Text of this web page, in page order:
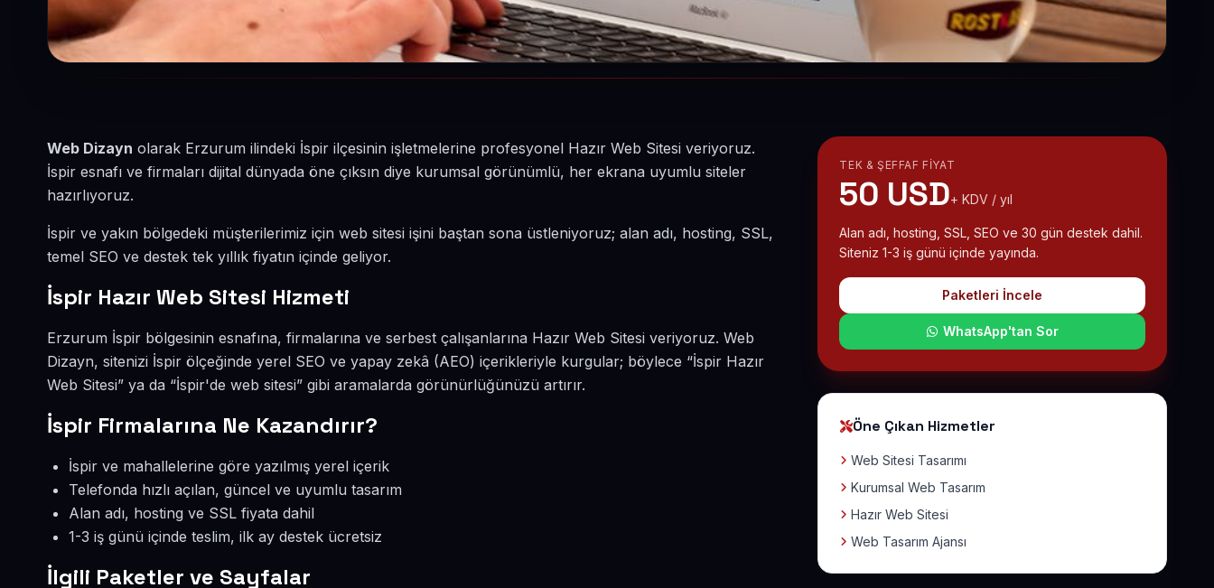
Web Dizayn olarak Erzurum ilindeki İspir ilçesinin işletmelerine profesyonel Hazır Web Sitesi veriyoruz.
İspir esnafı ve firmaları dijital dünyada öne çıksın diye kurumsal görünümlü, her ekrana uyumlu siteler
hazırlıyoruz.
İspir ve yakın bölgedeki müşterilerimiz için web sitesi işini baştan sona üstleniyoruz; alan adı, hosting, SSL,
temel SEO ve destek tek yıllık fiyatın içinde geliyor.
İspir Hazır Web Sitesi Hizmeti
Erzurum İspir bölgesinin esnafına, firmalarına ve serbest çalışanlarına Hazır Web Sitesi veriyoruz. Web
Dizayn, sitenizi İspir ölçeğinde yerel SEO ve yapay zekâ (AEO) içerikleriyle kurgular; böylece “İspir Hazır
Web Sitesi” ya da “İspir'de web sitesi” gibi aramalarda görünürlüğünüzü artırır.
İspir Firmalarına Ne Kazandırır?
İspir ve mahallelerine göre yazılmış yerel içerik
Telefonda hızlı açılan, güncel ve uyumlu tasarım
Alan adı, hosting ve SSL fiyata dahil
1-3 iş günü içinde teslim, ilk ay destek ücretsiz
İlgili Paketler ve Sayfalar
TEK & ŞEFFAF FIYAT
50 USD+ KDV / yıl
Alan adı, hosting, SSL, SEO ve 30 gün destek dahil.
Siteniz 1-3 iş günü içinde yayında.
Paketleri İncele
WhatsApp'tan Sor
Öne Çıkan Hizmetler
Web Sitesi Tasarımı
Kurumsal Web Tasarım
Hazır Web Sitesi
Web Tasarım Ajansı